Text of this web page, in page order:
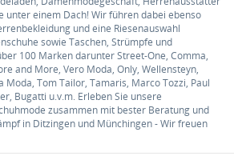
unter einem Dach! Wir führen dabei ebenso
und eine Riesenauswahl
sowie Taschen, Strümpfe und
100 Marken darunter Street-One, Comma,
and More, Vero Moda, Only, Wellensteyn,
Moda, Tom Tailor, Tamaris, Marco Tozzi, Paul
Bugatti u.v.m. Erleben Sie unsere
zusammen mit bester Beratung und
in Ditzingen und Münchingen - Wir freuen